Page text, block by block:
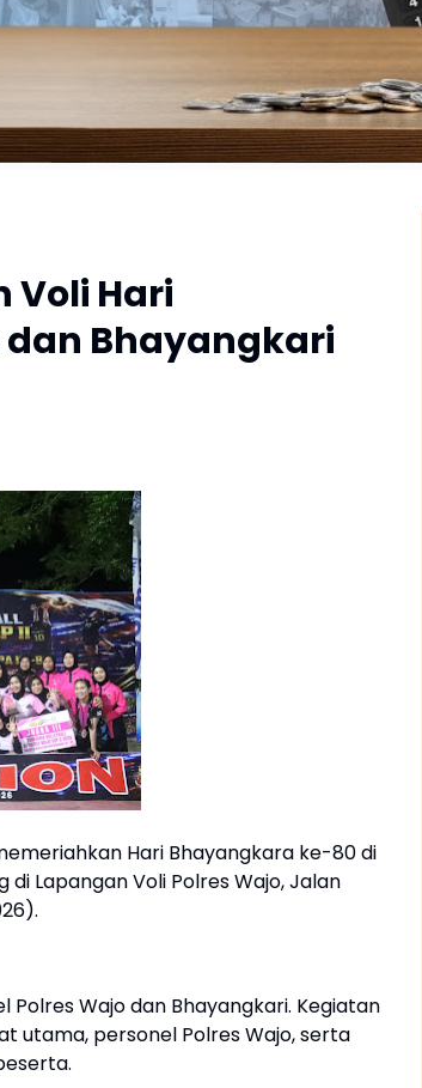
Voli Hari
Bhayangkari
Hari Bhayangkara ke-80 di
Lapangan Voli Polres Wajo, Jalan
Wajo dan Bhayangkari. Kegiatan
utama, personel Polres Wajo, serta